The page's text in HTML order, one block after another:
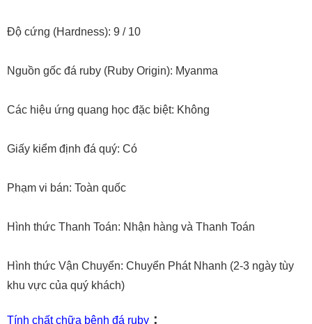
Độ cứng (Hardness): 9 / 10
Nguồn gốc đá ruby (Ruby Origin): Myanma
Các hiệu ứng quang học đặc biệt: Không
Giấy kiểm định đá quý: Có
Phạm vi bán: Toàn quốc
Hình thức Thanh Toán: Nhận hàng và Thanh Toán
Hình thức Vận Chuyển: Chuyển Phát Nhanh (2-3 ngày tùy
khu vực của quý khách)
Tính chất chữa bệnh đá ruby :